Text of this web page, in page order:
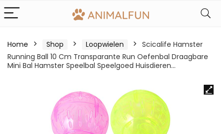
Home Shop Loopwielen
Scicalife Hamster
Running Ball 10 Cm Transparante Run Oefenbal Draagbare
Mini Bal Hamster Speelbal Speelgoed Huisdieren…